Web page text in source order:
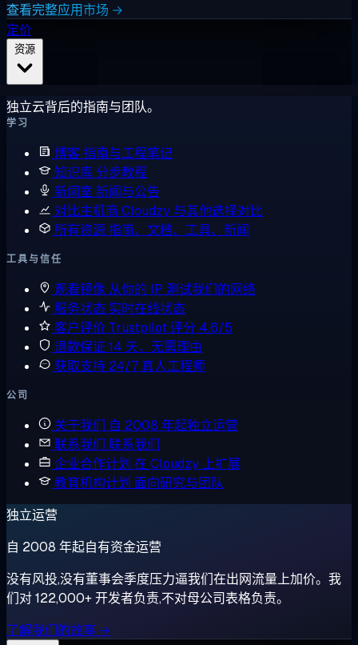
查看完整应用市场 →
定价
独立云背后的指南与团队。
学习
博客指南与工程笔记
知识库 分步教程
新闻室 新闻与公告
对比主机商 Cloudzy 与其他选择对比
所有资源指南、文档、工具、新闻
工具与信任
观看镜像 从你的 IP 测试我们的网络
服务状态 实时在线状态
客户评价 Trustpilot 评分 4.6/5
退款保证 14 天，无需理由
获取支持 24/7 真人工程师
公司
关于我们 自 2008 年起独立运营
联系我们 联系我们
企业合作计划 在 Cloudzy 上扩展
教育机构计划 面向研究与团队
独立运营
自 2008 年起自有资金运营
没有风投,没有董事会季度压力逼我们在出网流量上加价。我
们对 122,000+ 开发者负责,不对母公司表格负责。
了解我们的故事 →